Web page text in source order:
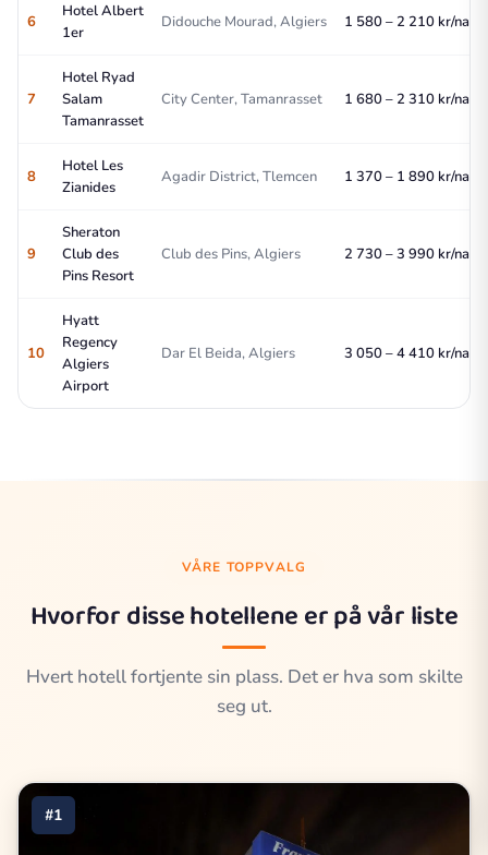
6
Hotel Albert
1er
Didouche Mourad, Algiers 1 580 – 2 210 kr/natt
7
Hotel Ryad
Salam
Tamanrasset
City Center, Tamanrasset 1 680 – 2 310 kr/natt
8
Hotel Les
Zianides
Agadir District, Tlemcen 1 370 – 1 890 kr/natt
9
Sheraton
Club des
Pins Resort
Club des Pins, Algiers 2 730 – 3 990 kr/natt
10
Hyatt
Regency
Algiers
Airport
Dar El Beida, Algiers 3 050 – 4 410 kr/natt
VÅRE TOPPVALG
Hvorfor disse hotellene er på vår liste
Hvert hotell fortjente sin plass. Det er hva som skilte
seg ut.
#1